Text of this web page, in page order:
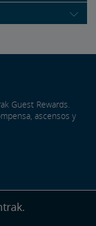
Guest Rewards.
ascensos y